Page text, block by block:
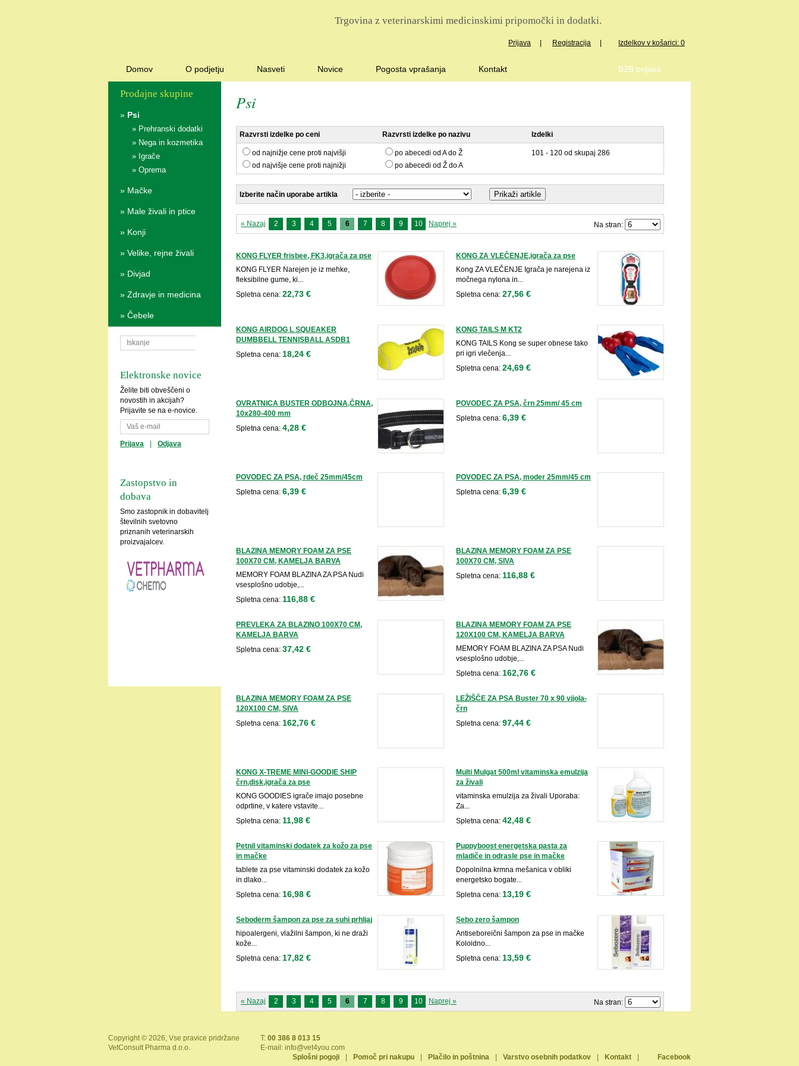
Trgovina z veterinarskimi medicinskimi pripomočki in dodatki.
Prijava Registracija Izdelkov v košarici: 0
Domov O podjetju Nasveti Novice Pogosta vprašanja Kontakt B2B prijava
Prodajne skupine
» Psi
» Prehranski dodatki
» Nega in kozmetika
» Igrače
» Oprema
» Mačke
» Male živali in ptice
» Konji
» Velike, rejne živali
» Divjad
» Zdravje in medicina
» Čebele
Elektronske novice
Želite biti obveščeni o
novostih in akcijah?
Prijavite se na e-novice.
Prijava Odjava
Zastopstvo in
dobava
Smo zastopnik in dobavitelj
številnih svetovno
priznanih veterinarskih
proizvajalcev.
Psi
Razvrsti izdelke po ceni Razvrsti izdelke po nazivu Izdelki
od najnižje cene proti najvišji
od najvišje cene proti najnižji
po abecedi od A do Ž
po abecedi od Ž do A
101 - 120 od skupaj 286
Izberite način uporabe artikla
« Nazaj 2 3 4 5 6 7 8 9 10 Naprej » Na stran:
KONG FLYER frisbee, FK3,igrača za pse
KONG FLYER Narejen je iz mehke,
fleksibilne gume, ki...
Spletna cena: 22,73 €
KONG ZA VLEČENJE,igrača za pse
Kong ZA VLEČENJE Igrača je narejena iz
močnega nylona in...
Spletna cena: 27,56 €
KONG AIRDOG L SQUEAKER
DUMBBELL TENNISBALL ASDB1
Spletna cena: 18,24 €
KONG TAILS M KT2
KONG TAILS Kong se super obnese tako
pri igri vlečenja...
Spletna cena: 24,69 €
OVRATNICA BUSTER ODBOJNA,ČRNA,
10x280-400 mm
Spletna cena: 4,28 €
POVODEC ZA PSA, črn 25mm/ 45 cm
Spletna cena: 6,39 €
POVODEC ZA PSA, rdeč 25mm/45cm
Spletna cena: 6,39 €
POVODEC ZA PSA, moder 25mm/45 cm
Spletna cena: 6,39 €
BLAZINA MEMORY FOAM ZA PSE
100X70 CM, KAMELJA BARVA
MEMORY FOAM BLAZINA ZA PSA Nudi
vsesplošno udobje,...
Spletna cena: 116,88 €
BLAZINA MEMORY FOAM ZA PSE
100X70 CM, SIVA
Spletna cena: 116,88 €
PREVLEKA ZA BLAZINO 100X70 CM,
KAMELJA BARVA
Spletna cena: 37,42 €
BLAZINA MEMORY FOAM ZA PSE
120X100 CM, KAMELJA BARVA
MEMORY FOAM BLAZINA ZA PSA Nudi
vsesplošno udobje,...
Spletna cena: 162,76 €
BLAZINA MEMORY FOAM ZA PSE
120X100 CM, SIVA
Spletna cena: 162,76 €
LEŽIŠČE ZA PSA Buster 70 x 90 vijola-
črn
Spletna cena: 97,44 €
KONG X-TREME MINI-GOODIE SHIP
črn,disk,igrača za pse
KONG GOODIES igrače imajo posebne
odprtine, v katere vstavite...
Spletna cena: 11,98 €
Multi Mulgat 500ml vitaminska emulzija
za živali
vitaminska emulzija za živali Uporaba:
Za...
Spletna cena: 42,48 €
Petnil vitaminski dodatek za kožo za pse
in mačke
tablete za pse vitaminski dodatek za kožo
in dlako...
Spletna cena: 16,98 €
Puppyboost energetska pasta za
mladiče in odrasle pse in mačke
Dopolnilna krmna mešanica v obliki
energetsko bogate...
Spletna cena: 13,19 €
Seboderm šampon za pse za suhi prhljaj
hipoalergeni, vlažilni šampon, ki ne draži
kože...
Spletna cena: 17,82 €
Sebo zero šampon
Antiseboreični šampon za pse in mačke
Koloidno...
Spletna cena: 13,59 €
« Nazaj 2 3 4 5 6 7 8 9 10 Naprej » Na stran:
Copyright © 2026, Vse pravice pridržane
VetConsult Pharma d.o.o.
T: 00 386 8 013 15
E-mail: info@vet4you.com
Splošni pogoji
Pomoč pri nakupu Plačilo in poštnina Varstvo osebnih podatkov Kontakt Facebook